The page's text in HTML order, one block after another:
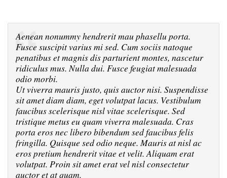
Aenean nonummy hendrerit mau phasellu porta.
Fusce suscipit varius mi sed. Cum sociis natoque
penatibus et magnis dis parturient montes, nascetur
ridiculus mus. Nulla dui. Fusce feugiat malesuada
odio morbi.
Ut viverra mauris justo, quis auctor nisi. Suspendisse
sit amet diam diam, eget volutpat lacus. Vestibulum
faucibus scelerisque nisl vitae scelerisque. Sed
tristique metus eu quam viverra malesuada. Cras
porta eros nec libero bibendum sed faucibus felis
fringilla. Quisque sed odio neque. Mauris at nisl ac
eros pretium hendrerit vitae et velit. Aliquam erat
volutpat. Proin sit amet erat vel nisl consectetur
auctor et at quam.